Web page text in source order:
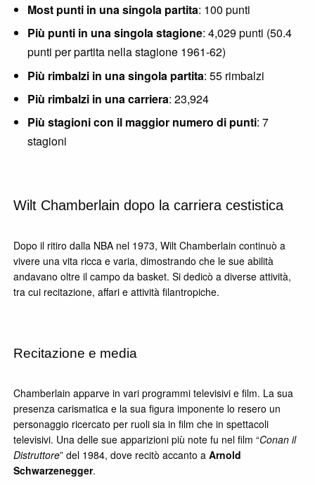
Most punti in una singola partita: 100 punti
Più punti in una singola stagione: 4,029 punti (50.4
punti per partita nella stagione 1961-62)
Più rimbalzi in una singola partita: 55 rimbalzi
Più rimbalzi in una carriera: 23,924
Più stagioni con il maggior numero di punti: 7
stagioni
Wilt Chamberlain dopo la carriera cestistica
Dopo il ritiro dalla NBA nel 1973, Wilt Chamberlain continuò a
vivere una vita ricca e varia, dimostrando che le sue abilità
andavano oltre il campo da basket. Si dedicò a diverse attività,
tra cui recitazione, affari e attività filantropiche.
Recitazione e media
Chamberlain apparve in vari programmi televisivi e film. La sua
presenza carismatica e la sua figura imponente lo resero un
personaggio ricercato per ruoli sia in film che in spettacoli
televisivi. Una delle sue apparizioni più note fu nel film “Conan il
Distruttore” del 1984, dove recitò accanto aArnold
Schwarzenegger.